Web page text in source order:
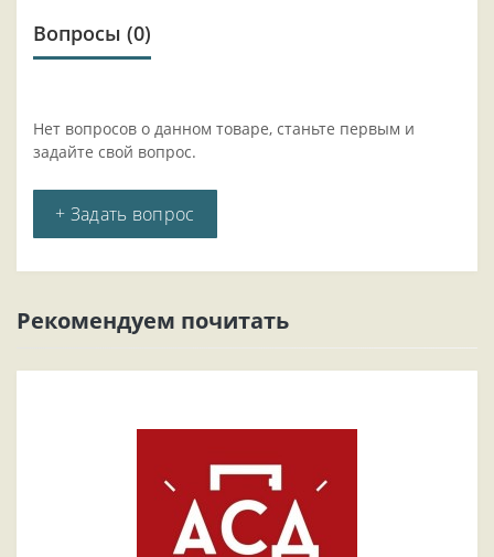
Вопросы (0)
Нет вопросов о данном товаре, станьте первым и
задайте свой вопрос.
+ Задать вопрос
Рекомендуем почитать